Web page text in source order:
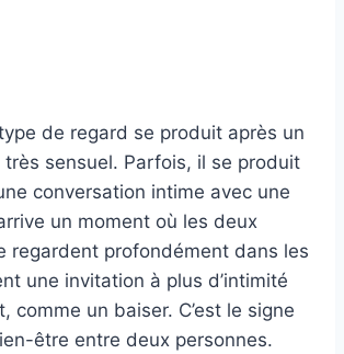
de regard se produit après un
sensuel. Parfois, il se produit
conversation intime avec une
un moment où les deux
regardent profondément dans les
une invitation à plus d’intimité
comme un baiser. C’est le signe
être entre deux personnes.